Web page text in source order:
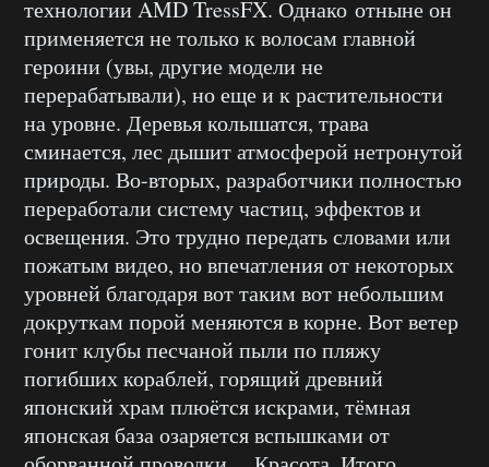
технологии AMD TressFX. Однако отныне он
применяется не только к волосам главной
героини (увы, другие модели не
перерабатывали), но еще и к растительности
на уровне. Деревья колышатся, трава
сминается, лес дышит атмосферой нетронутой
природы. Во-вторых, разработчики полностью
переработали систему частиц, эффектов и
освещения. Это трудно передать словами или
пожатым видео, но впечатления от некоторых
уровней благодаря вот таким вот небольшим
докруткам порой меняются в корне. Вот ветер
гонит клубы песчаной пыли по пляжу
погибших кораблей, горящий древний
японский храм плюётся искрами, тёмная
японская база озаряется вспышками от